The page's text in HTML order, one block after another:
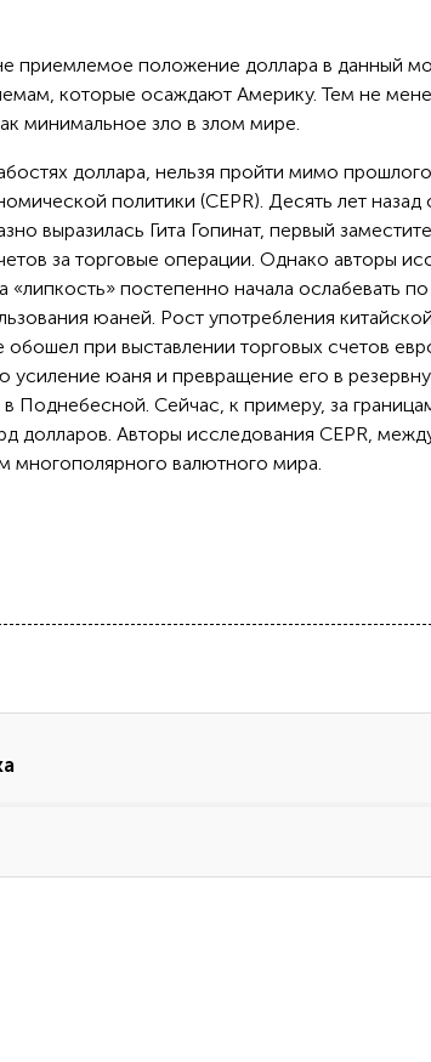
приемлемое положение доллара в данный
которые осаждают Америку. Тем не
минимальное зло в злом мире.
доллара, нельзя пройти мимо
политики (CEPR). Десять лет
выразилась Гита Гопинат, первый
за торговые операции. Однако авторы
«липкость» постепенно начала ослабевать
юаней. Рост употребления
обошел при выставлении торговых счетов
юаня и превращение его в
в Поднебесной. Сейчас, к примеру, за
долларов. Авторы исследования CEPR,
многополярного валютного мира.